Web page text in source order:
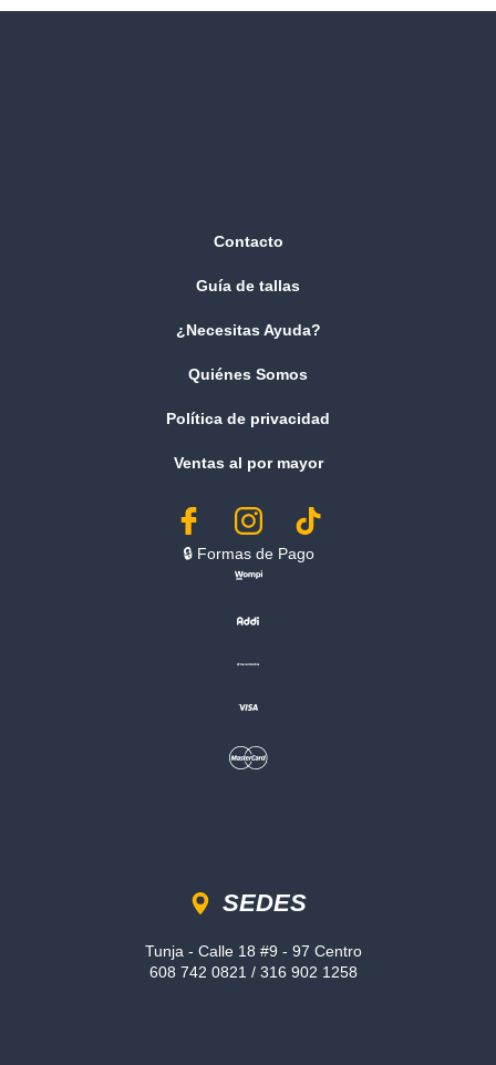
Contacto
Guía de tallas
¿Necesitas Ayuda?
Quiénes Somos
Política de privacidad
Ventas al por mayor
🔒︎ Formas de Pago
SEDES
Tunja - Calle 18 #9 - 97 Centro
608 742 0821 / 316 902 1258